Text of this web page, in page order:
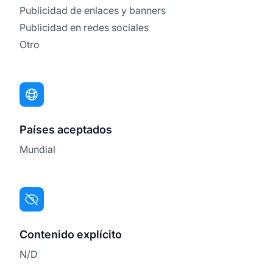
Publicidad de enlaces y banners
Publicidad en redes sociales
Otro
Países aceptados
Mundial
Contenido explícito
N/D